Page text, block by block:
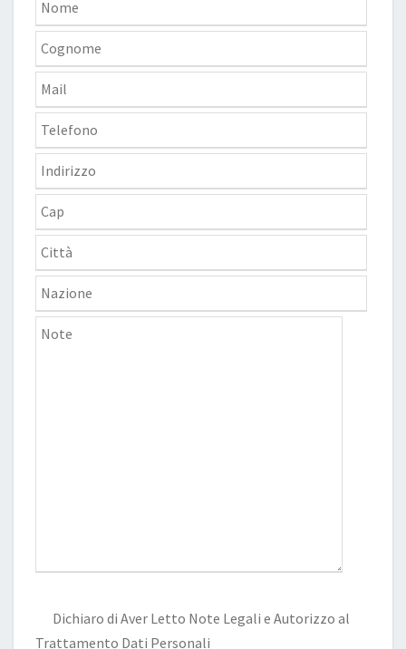
Dichiaro di Aver Letto Note Legali e Autorizzo al
Trattamento Dati Personali